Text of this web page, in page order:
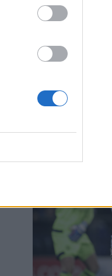
Marcos
bij Ajax: 'Hier
Van Götze